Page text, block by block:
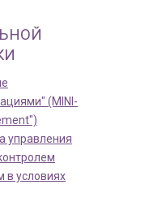
(MINI-
управления
в условиях